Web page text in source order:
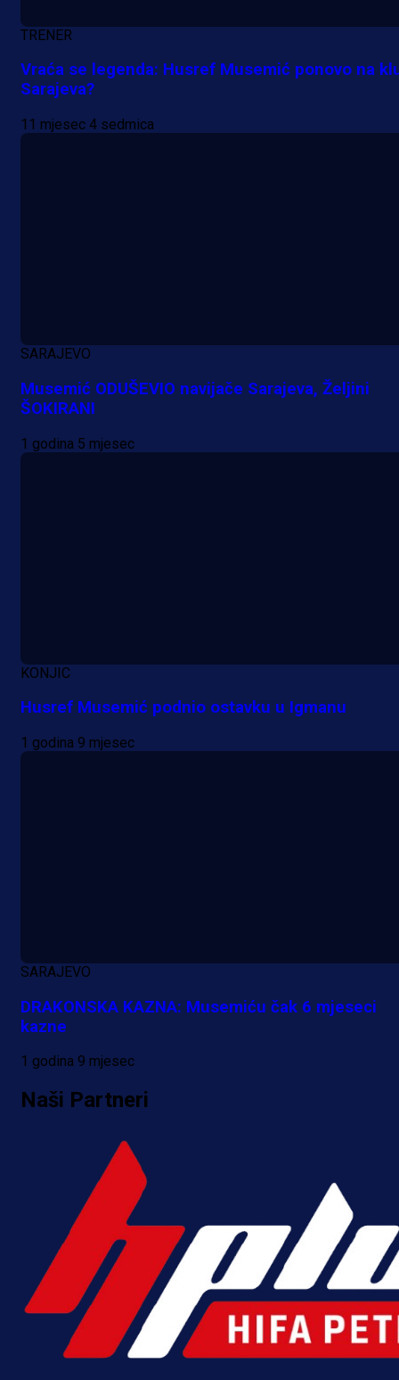
A Selekcija
Da li je selektor zadovoljan: Evo
je Barbarez rekao o transferu
Alajbegovića u Juventus!
TRENER
Vraća se legenda: Husref Musemić ponovo na
Sarajeva?
11 mjesec 4 sedmica
SARAJEVO
Musemić ODUŠEVIO navijače Sarajeva, Željini
ŠOKIRANI
1 godina 5 mjesec
KONJIC
Husref Musemić podnio ostavku u Igmanu
1 godina 9 mjesec
SARAJEVO
DRAKONSKA KAZNA: Musemiću čak 6 mjeseci
kazne
1 godina 9 mjesec
Naši Partneri